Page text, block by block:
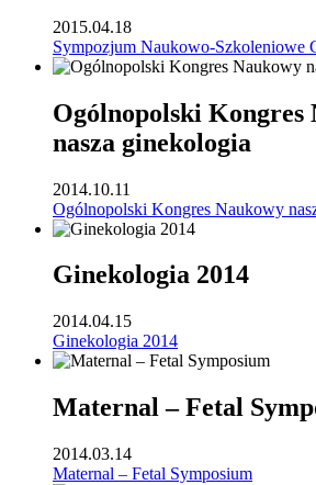
2015.04.18
Sympozjum Naukowo-
Ogólnopolski Kongres
nasza ginekologia
2014.10.11
Ogólnopolski Kongres Naukowy
Ginekologia 2014
2014.04.15
Ginekologia 2014
Maternal – Fetal
2014.03.14
Maternal – Fetal Symposium